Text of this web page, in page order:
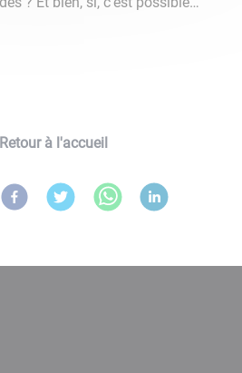
Retour à l'accueil